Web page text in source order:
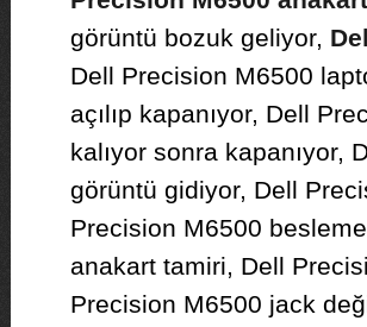
görüntü bozuk geliyor,
Dell Precision M6500
açılıp kapanıyor, Dell
kalıyor sonra kapanıyor,
görüntü gidiyor, Dell
Precision M6500
anakart tamiri, Dell
Precision M6500 jack